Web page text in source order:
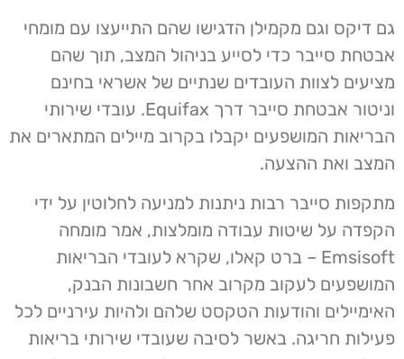
גם דיקס וגם מקמילן הדגישו שהם התייעצו עם מומחי
אבטחת סייבר כדי לסייע בניהול המצב, תוך שהם
מציעים לצוות העובדים שנתיים של אשראי בחינם
וניטור אבטחת סייבר דרך Equifax. עובדי שירותי
הבריאות המושפעים יקבלו בקרוב מיילים המתארים את
המצב ואת ההצעה.
מתקפות סייבר רבות ניתנות למניעה לחלוטין על ידי
הקפדה על שיטות עבודה מומלצות, אמר מומחה
Emsisoft – ברט קאלו, שקרא לעובדי הבריאות
המושפעים לעקוב מקרוב אחר חשבונות הבנק,
האימיילים והודעות הטקסט שלהם ולהיות עירניים לכל
פעילות חריגה. באשר לסיבה שעובדי שירותי בריאות